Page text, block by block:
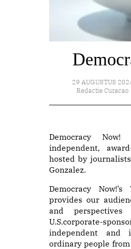
29 AUGUSTUS
Redactie Curacao
Democracy
independent,
hosted by
Gonzalez.
Democracy
provides our
and
U.S.corporate-
independent and
ordinary people